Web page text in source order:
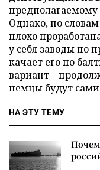
предполагаемому
Однако, по
плохо
у себя заводы по
качает его по
вариант –
немцы будут сами
НА ЭТУ ТЕМУ